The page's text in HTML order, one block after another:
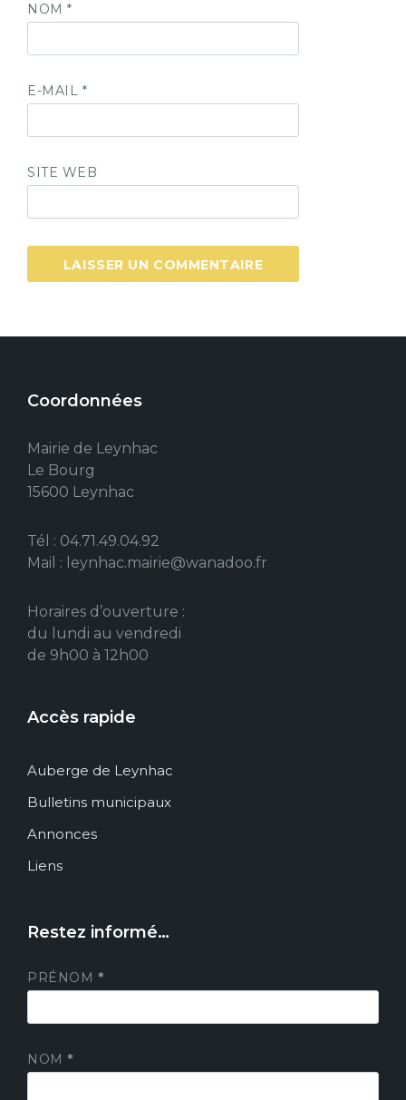
NOM*
E-MAIL *
SITE WEB
Coordonnées
Mairie de Leynhac
Le Bourg
15600 Leynhac
Tél : 04.71.49.04.92
Mail : leynhac.mairie@wanadoo.fr
Horaires d’ouverture :
du lundi au vendredi
de 9h00 à 12h00
Accès rapide
Auberge de Leynhac
Bulletins municipaux
Annonces
Liens
Restez informé…
PRÉNOM *
NOM *